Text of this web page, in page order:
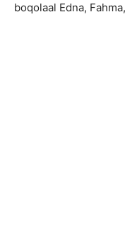
boqolaal Edna,